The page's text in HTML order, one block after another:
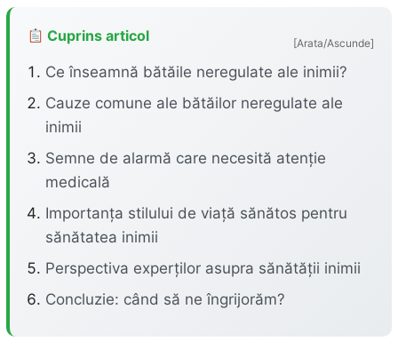
Cuprins articol [Arata/Ascunde]
Ce înseamnă bătăile neregulate ale inimii?
Cauze comune ale bătăilor neregulate ale
inimii
Semne de alarmă care necesită atenție
medicală
Importanța stilului de viață sănătos pentru
sănătatea inimii
Perspectiva experților asupra sănătății inimii
Concluzie: când să ne îngrijorăm?